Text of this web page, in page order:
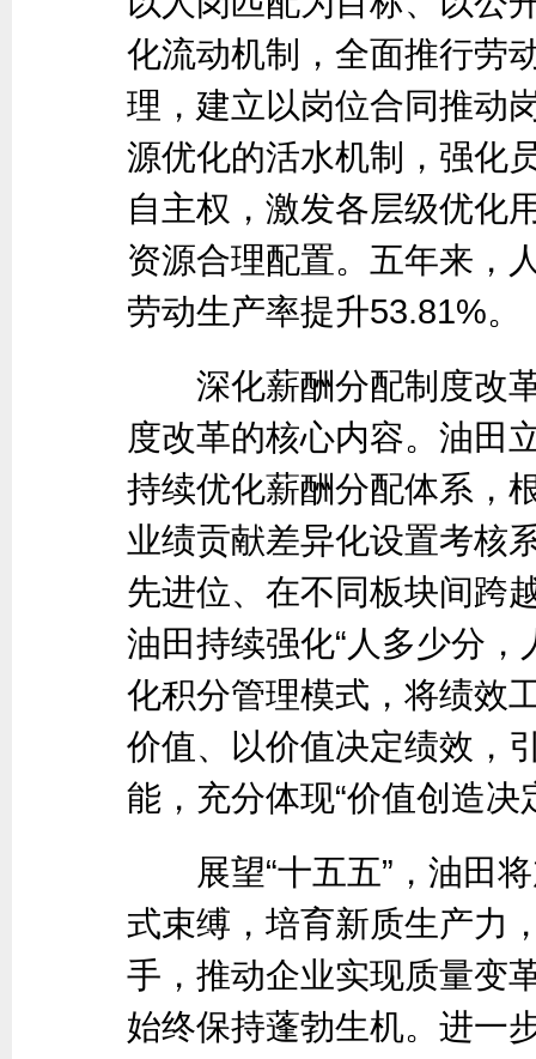
化流动机制，全面推行劳
理，建立以岗位合同推动
源优化的活水机制，强化
自主权，激发各层级优化
资源合理配置。五年来，
劳动生产率提升53.81%。
深化薪酬分配制度改革
度改革的核心内容。油田
持续优化薪酬分配体系，
业绩贡献差异化设置考核
先进位、在不同板块间跨
油田持续强化“人多少分
化积分管理模式，将绩效
价值、以价值决定绩效，
能，充分体现“价值创造
展望“十五五”，油田将
式束缚，培育新质生产力
手，推动企业实现质量变
始终保持蓬勃生机。进一